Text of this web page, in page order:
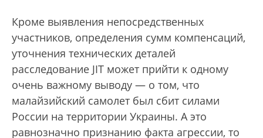
Кроме выявления непосредственных
участников, определения сумм компенсаций,
уточнения технических деталей
расследование JIT может прийти к одному
очень важному выводу — о том, что
малайзийский самолет был сбит силами
России на территории Украины. А это
равнозначно признанию факта агрессии, то